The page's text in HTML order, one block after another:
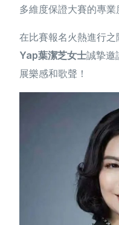
多維度保證大賽的專業
在比賽報名火熱進行之
Yap葉潔芝女士誠摯邀
展樂感和歌聲！